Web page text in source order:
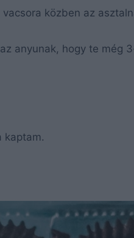
közben az
anyunak, hogy te még
kaptam.